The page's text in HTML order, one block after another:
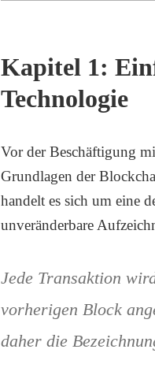
Kapitel 1:
Technologie
Vor der Beschäftigung
Grundlagen der
handelt es sich um eine
unveränderbare
Jede Transaktion
vorherigen Block
daher die